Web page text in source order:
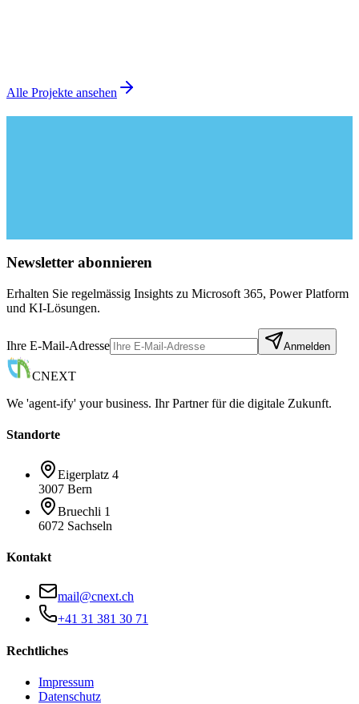
ReferenzprojektMehr erfahren
Alle Projekte ansehen
Newsletter abonnieren
Erhalten Sie regelmässig Insights zu Microsoft 365, Power Platform
und KI-Lösungen.
Ihre E-Mail-Adresse Anmelden
CNEXT
We 'agent-ify' your business. Ihr Partner für die digitale Zukunft.
Standorte
Eigerplatz 4
3007 Bern
Bruechli 1
6072 Sachseln
Kontakt
mail@cnext.ch
+41 31 381 30 71
Rechtliches
Impressum
Datenschutz